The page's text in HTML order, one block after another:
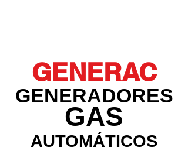
GENERAC
GENERADORES
GAS
AUTOMÁTICOS